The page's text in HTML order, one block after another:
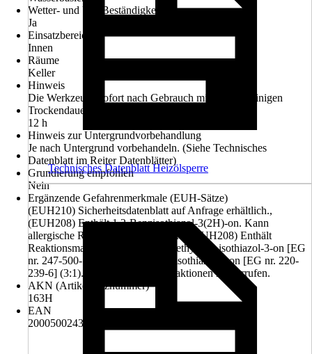
Wetter- und UV-Beständigkeit
Ja
Einsatzbereich
Innen
Räume
Keller
Hinweis
Die Werkzeuge sofort nach Gebrauch mit Wasser reinigen
Trockendauer ca.
12 h
Hinweis zur Untergrundvorbehandlung
Je nach Untergrund vorbehandeln. (Siehe Technisches
Datenblatt im Reiter Datenblätter)
Grundierung empfohlen
Nein
Ergänzende Gefahrenmerkmale (EUH-Sätze)
(EUH210) Sicherheitsdatenblatt auf Anfrage erhältlich.,
(EUH208) Enthält 1,2-Benzisothiazol-3(2H)-on. Kann
allergische Reaktionen hervorrufen., (EUH208) Enthält
Reaktionsmasse aus: 5-Chlor-2-methyl-2H-isothiazol-3-on [EG
nr. 247-500-7] und 2-Methyl-2H-isothiazol-3-on [EG nr. 220-
239-6] (3:1). Kann allergische Reaktionen hervorrufen.
AKN (Artikelkurznummer)
163H
EAN
2000500243004, 4306516000555
Technisches Datenblatt Heizölsperre